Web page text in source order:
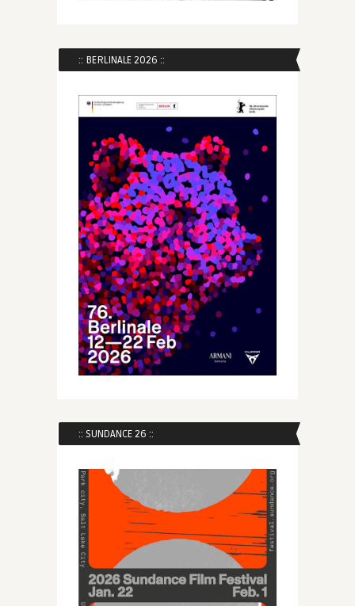
:: BERLINALE 2026 ::
:: SUNDANCE 26 ::